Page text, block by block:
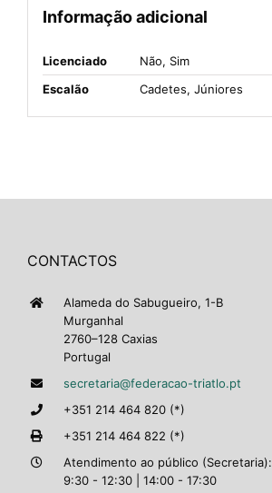
Informação adicional
Licenciado
Não, Sim
Escalão
Cadetes, Júniores
CONTACTOS
Alameda do Sabugueiro, 1-B
Murganhal
2760–128 Caxias
Portugal
secretaria@federacao-triatlo.pt
+351 214 464 820 (*)
+351 214 464 822 (*)
Atendimento ao público (Secretaria):
9:30 - 12:30 | 14:00 - 17:30